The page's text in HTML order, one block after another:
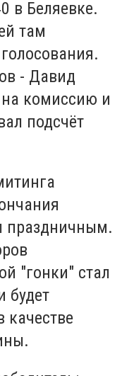
в Беляевке.
там
- Давид
комиссию и
подсчёт
праздничным.
"гонки" стал
будет
качестве